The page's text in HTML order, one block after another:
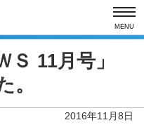
MENU
Ｓ 11月号」
。
2016年11月8日